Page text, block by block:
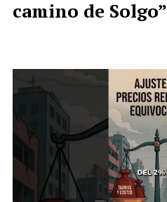
camino de Solgo”